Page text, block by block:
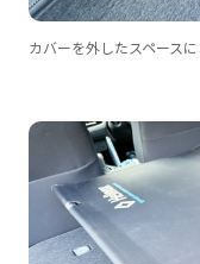
カバーを外したスペース